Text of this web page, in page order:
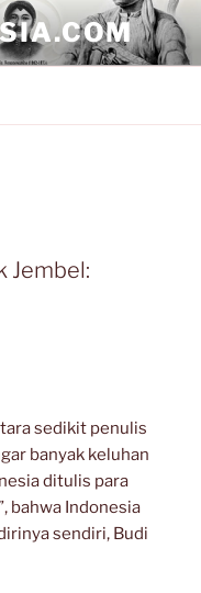
Jembel:
sedikit penulis
banyak keluhan
ditulis para
bahwa Indonesia
sendiri, Budi